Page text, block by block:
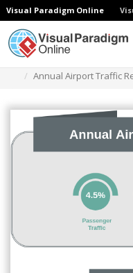
Visual Paradigm Online
Annual Airport Traffic